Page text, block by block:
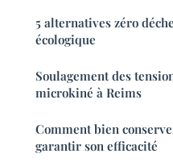
5 alternatives zéro
écologique
Soulagement des
microkiné à Reims
Comment bien
garantir son efficacité